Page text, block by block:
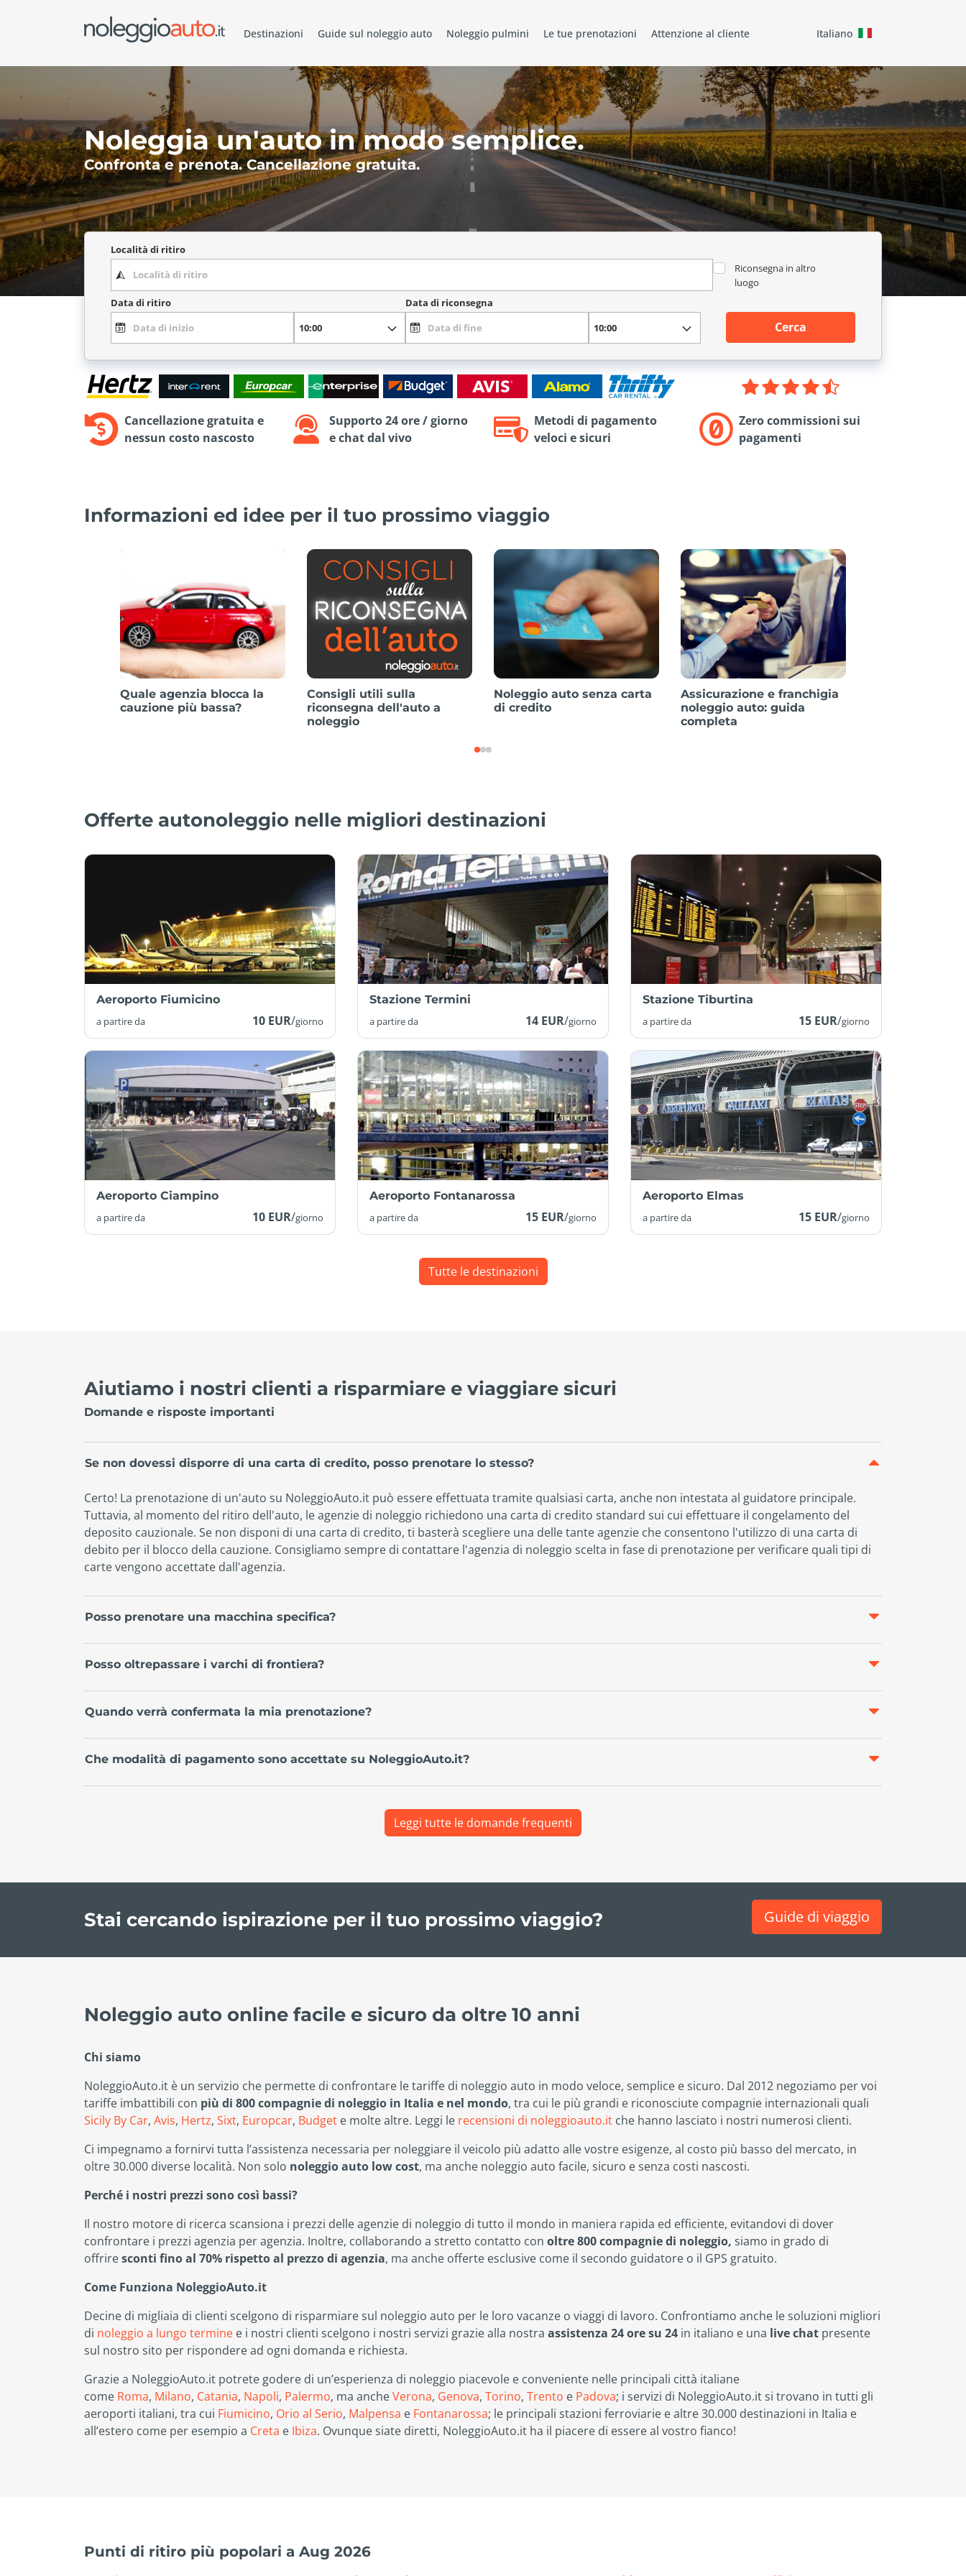
Destinazioni Guide sul noleggio auto Noleggio pulmini Le tue prenotazioni Attenzione al cliente Italiano
Noleggia un'auto in modo semplice.
Confronta e prenota. Cancellazione gratuita.
Località di ritiro
Riconsegna in altro
luogo
Data di ritiro
Data di riconsegna
Cerca
Cancellazione gratuita e
nessun costo nascosto
Supporto 24 ore / giorno
e chat dal vivo
Metodi di pagamento
veloci e sicuri
Zero commissioni sui
pagamenti
Informazioni ed idee per il tuo prossimo viaggio
Quale agenzia blocca la
cauzione più bassa?
Consigli utili sulla
riconsegna dell'auto a
noleggio
Noleggio auto senza carta
di credito
Assicurazione e franchigia
noleggio auto: guida
completa
Offerte autonoleggio nelle migliori destinazioni
Aeroporto Fiumicino
a partire da 10 EUR/giorno
Stazione Termini
a partire da 14 EUR/giorno
Stazione Tiburtina
a partire da 15 EUR/giorno
Aeroporto Ciampino
a partire da 10 EUR/giorno
Aeroporto Fontanarossa
a partire da 15 EUR/giorno
Aeroporto Elmas
a partire da 15 EUR/giorno
Tutte le destinazioni
Aiutiamo i nostri clienti a risparmiare e viaggiare sicuri
Domande e risposte importanti
Se non dovessi disporre di una carta di credito, posso prenotare lo stesso?
Certo! La prenotazione di un'auto su NoleggioAuto.it può essere effettuata tramite qualsiasi carta, anche non intestata al guidatore principale.
Tuttavia, al momento del ritiro dell'auto, le agenzie di noleggio richiedono una carta di credito standard sui cui effettuare il congelamento del
deposito cauzionale. Se non disponi di una carta di credito, ti basterà scegliere una delle tante agenzie che consentono l'utilizzo di una carta di
debito per il blocco della cauzione. Consigliamo sempre di contattare l'agenzia di noleggio scelta in fase di prenotazione per verificare quali tipi di
carte vengono accettate dall'agenzia.
Posso prenotare una macchina specifica?
Posso oltrepassare i varchi di frontiera?
Quando verrà confermata la mia prenotazione?
Che modalità di pagamento sono accettate su NoleggioAuto.it?
Leggi tutte le domande frequenti
Stai cercando ispirazione per il tuo prossimo viaggio? Guide di viaggio
Noleggio auto online facile e sicuro da oltre 10 anni
Chi siamo
NoleggioAuto.it è un servizio che permette di confrontare le tariffe di noleggio auto in modo veloce, semplice e sicuro. Dal 2012 negoziamo per voi
tariffe imbattibili con più di 800 compagnie di noleggio in Italia e nel mondo, tra cui le più grandi e riconosciute compagnie internazionali quali
Sicily By Car, Avis, Hertz, Sixt, Europcar, Budget e molte altre. Leggi le recensioni di noleggioauto.it che hanno lasciato i nostri numerosi clienti.
Ci impegnamo a fornirvi tutta l’assistenza necessaria per noleggiare il veicolo più adatto alle vostre esigenze, al costo più basso del mercato, in
oltre 30.000 diverse località. Non solo noleggio auto low cost, ma anche noleggio auto facile, sicuro e senza costi nascosti.
Perché i nostri prezzi sono così bassi?
Il nostro motore di ricerca scansiona i prezzi delle agenzie di noleggio di tutto il mondo in maniera rapida ed efficiente, evitandovi di dover
confrontare i prezzi agenzia per agenzia. Inoltre, collaborando a stretto contatto con oltre 800 compagnie di noleggio, siamo in grado di
offriresconti fino al 70% rispetto al prezzo di agenzia, ma anche offerte esclusive come il secondo guidatore o il GPS gratuito.
Come Funziona NoleggioAuto.it
Decine di migliaia di clienti scelgono di risparmiare sul noleggio auto per le loro vacanze o viaggi di lavoro. Confrontiamo anche le soluzioni migliori
di noleggio a lungo termine e i nostri clienti scelgono i nostri servizi grazie alla nostra assistenza 24 ore su 24 in italiano e una live chat presente
sul nostro sito per rispondere ad ogni domanda e richiesta.
Grazie a NoleggioAuto.it potrete godere di un’esperienza di noleggio piacevole e conveniente nelle principali città italiane
come Roma, Milano, Catania, Napoli, Palermo, ma ancheVerona, Genova, Torino, Trento e Padova; i servizi di NoleggioAuto.it si trovano in tutti gli
aeroporti italiani, tra cui Fiumicino, Orio al Serio, Malpensa e Fontanarossa; le principali stazioni ferroviarie e altre 30.000 destinazioni in Italia e
all’estero come per esempio a Creta e Ibiza. Ovunque siate diretti, NoleggioAuto.it ha il piacere di essere al vostro fianco!
Punti di ritiro più popolari a Aug 2026